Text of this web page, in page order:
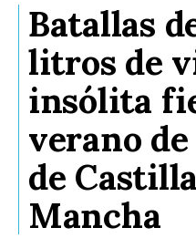
Batallas
litros de
insólita
verano
de
Mancha